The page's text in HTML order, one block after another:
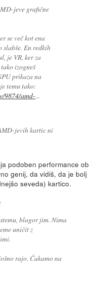
jeve grafične
se več kot ena
slabše. En redkih
je VR, ker za
izogneš
prikaza na
temu tako:
9874/amd-...
jevih kartic ni
podoben performance ob
genij, da vidiš, da je bolj
seveda) kartico.
blagor jim. Nima
uničit z
rajo. Čakamo na